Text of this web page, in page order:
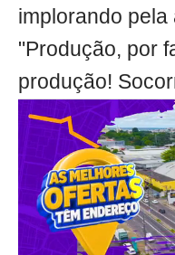
implorando
"Produção, por
produção!